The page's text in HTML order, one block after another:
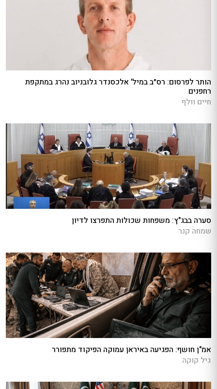
הותר לפרסום: רס״ב במיל' אלכסנדר גלובניוב נהרג במתקפת
רחפנים
חיים וולף
סערה בבג"ץ: משפחות שכולות התפרצו לדיון
שמחה קנר
אמ"ן חושף: הפגיעה באיראן עמוקה הפיקוד מתפורר
גיל קוקה